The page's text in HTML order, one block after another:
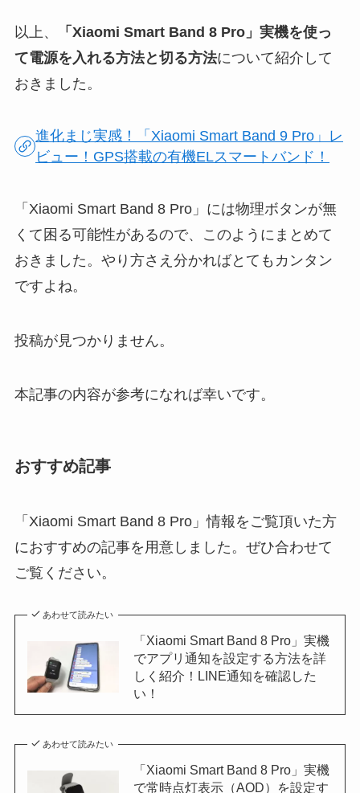
以上、
「Xiaomi Smart Band 8 Pro」実機を使っ
て電源を入れる方法と切る方法について紹介して
おきました。
進化まじ実感！「Xiaomi Smart Band 9 Pro」レ
ビュー！GPS搭載の有機ELスマートバンド！
「Xiaomi Smart Band 8 Pro」には物理ボタンが無
くて困る可能性があるので、このようにまとめて
おきました。やり方さえ分かればとてもカンタン
ですよね。
投稿が見つかりません。
本記事の内容が参考になれば幸いです。
おすすめ記事
「Xiaomi Smart Band 8 Pro」情報をご覧頂いた方
におすすめの記事を用意しました。ぜひ合わせて
ご覧ください。
あわせて読みたい
「Xiaomi Smart Band 8 Pro」実機
でアプリ通知を設定する方法を詳
しく紹介！LINE通知を確認した
い！
あわせて読みたい
「Xiaomi Smart Band 8 Pro」実機
で常時点灯表示（AOD）を設定す